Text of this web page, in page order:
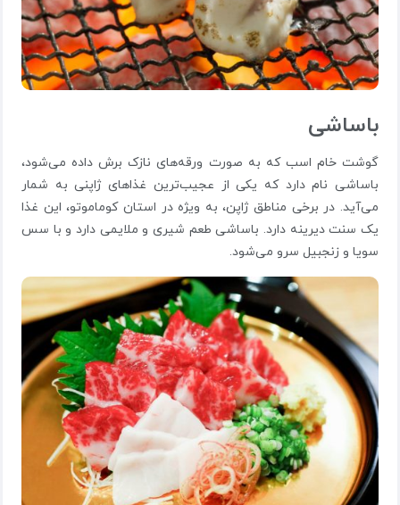
باساشی
گوشت خام اسب که به صورت ورقه‌های نازک برش داده می‌شود،
باساشی نام دارد که یکی از عجیب‌ترین غذاهای ژاپنی به شمار
می‌آید. در برخی مناطق ژاپن، به ویژه در استان کوماموتو، این غذا
یک سنت دیرینه دارد. باساشی طعم شیری و ملایمی دارد و با سس
سویا و زنجبیل سرو می‌شود.